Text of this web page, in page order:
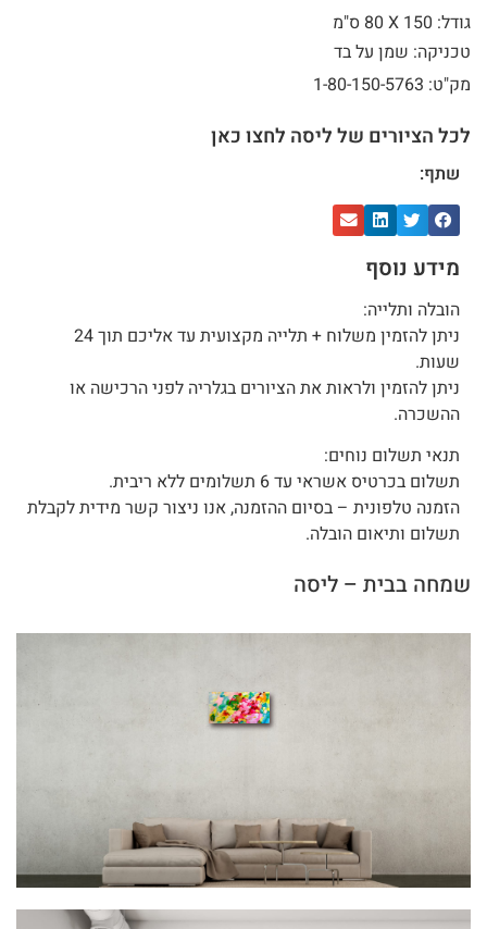
גודל: 150 X
80 ס"מ
טכניקה: שמן על בד
מק"ט: 1-80-150-5763
לכל הציורים של ליסה לחצו כאן
שתף:
מידע נוסף
הובלה ותלייה:
ניתן להזמין משלוח + תלייה מקצועית עד אליכם תוך 24
שעות.
ניתן להזמין ולראות את הציורים בגלריה לפני הרכישה או
ההשכרה.
תנאי תשלום נוחים:
תשלום בכרטיס אשראי עד 6 תשלומים ללא ריבית.
הזמנה טלפונית – בסיום ההזמנה, אנו ניצור קשר מידית לקבלת
תשלום ותיאום הובלה.
שמחה בבית – ליסה